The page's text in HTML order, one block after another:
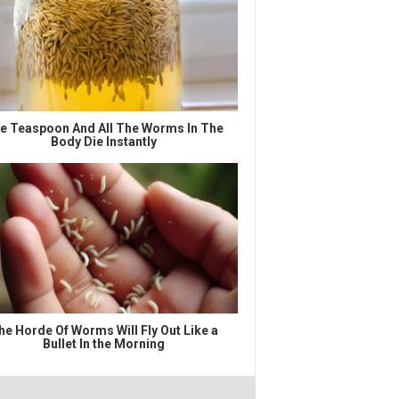
Teaspoon And All The Worms In The
Body Die Instantly
Horde Of Worms Will Fly Out Like a
Bullet In the Morning